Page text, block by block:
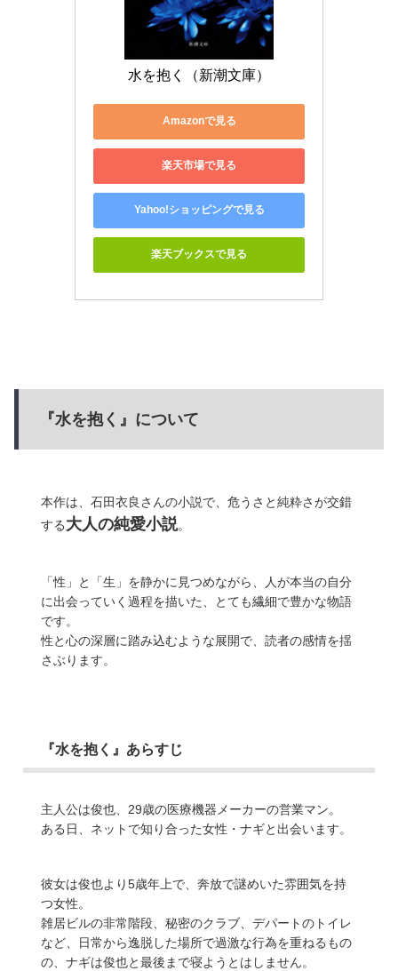
水を抱く（新潮文庫）
Amazonで見る
楽天市場で見る
Yahoo!ショッピングで見る
楽天ブックスで見る
『水を抱く』について
本作は、石田衣良さんの小説で、危うさと純粋さが交錯
する大人の純愛小説。
「性」と「生」を静かに見つめながら、人が本当の自分
に出会っていく過程を描いた、とても繊細で豊かな物語
です。
性と心の深層に踏み込むような展開で、読者の感情を揺
さぶります。
『水を抱く』あらすじ
主人公は俊也、29歳の医療機器メーカーの営業マン。
ある日、ネットで知り合った女性・ナギと出会います。
彼女は俊也より5歳年上で、奔放で謎めいた雰囲気を持
つ女性。
雑居ビルの非常階段、秘密のクラブ、デパートのトイレ
など、日常から逸脱した場所で過激な行為を重ねるもの
の、ナギは俊也と最後まで寝ようとはしません。